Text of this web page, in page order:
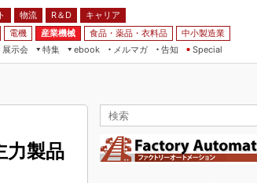
物流 R＆D
キャリア
電機 産業機械 食品・薬品・衣料品
中小製造業
展示会
特集
ebook
メルマガ
告知 Special
力製品